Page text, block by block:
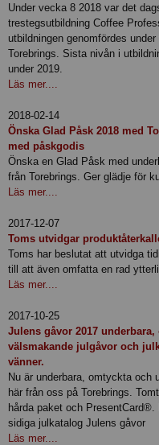
Under vecka 8 2018 var det
trestegsutbildning Coffee
utbildningen genomfördes
Torebrings. Sista nivån i
under 2019.
Läs mer....
2018-02-14
Önska Glad Påsk 2018 med
med påskgodis
Önska en Glad Påsk med
från Torebrings. Ger glädje för
Läs mer....
2017-12-07
Toms utvidgar
Toms har beslutat att utvidga
till att även omfatta en rad
Läs mer....
2017-10-25
Julens gåvor 2017
välsmakande julgåvor och
vänner.
Nu är underbara, omtyckta och
här från oss på Torebrings.
hårda paket och
sidiga julkatalog Julens gåvor
Läs mer....